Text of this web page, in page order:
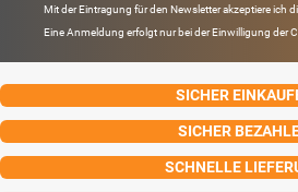
Mit der Eintragung für den Newsletter akzeptiere ich
Eine Anmeldung erfolgt nur bei der Einwilligung der
SICHER
SICHER
SCHNELLE